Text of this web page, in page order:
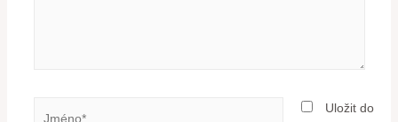
Uložit do